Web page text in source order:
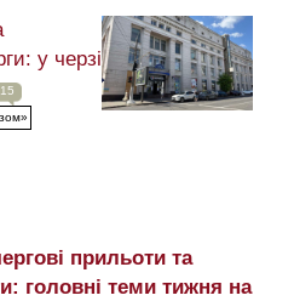
у черзі
15
прильоти та
головні теми тижня на